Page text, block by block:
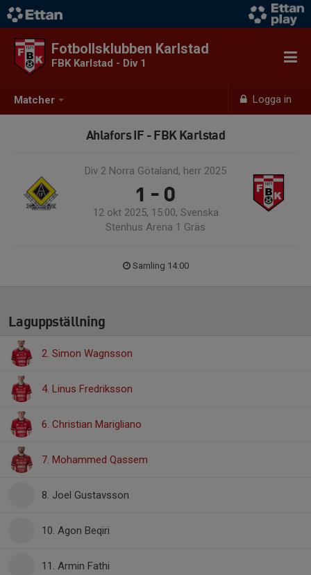
Matcher Logga in
Fotbollsklubben Karlstad
FBK Karlstad - Div 1
Ahlafors IF - FBK Karlstad
Div 2 Norra Götaland, herr 2025
1 - 0
12 okt 2025, 15:00, Svenska
Stenhus Arena 1 Gräs
Samling 14:00
Laguppställning
2. Simon Wagnsson
4. Linus Fredriksson
6. Christian Marigliano
7. Mohammed Qassem
8. Joel Gustavsson
10. Agon Beqiri
11. Armin Fathi